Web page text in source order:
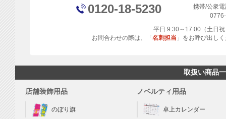
0120-18-5230
携帯/公衆
平日 9:30～17:00（土日
お問合わせの際は、「 名刺担当 」をお呼び出し
取扱い商品
店舗装飾用品
のぼり旗
ノベルティ用品
卓上カレンダー